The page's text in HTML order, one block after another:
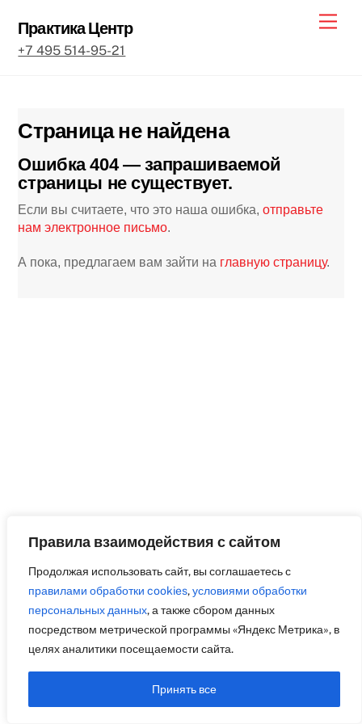
Правила взаимодействия с сайтом
Продолжая использовать сайт, вы соглашаетесь с
правилами обработки cookies,условиями обработки
персональных данных, а также сбором данных
посредством метрической программы «Яндекс Метрика», в
целях аналитики посещаемости сайта.
Принять все
content
Практика Центр
+7 495 514-95-21
Страница не найдена
Ошибка 404 — запрашиваемой
страницы не существует.
Если вы считаете, что это наша ошибка,отправьте
нам электронное письмо.
А пока, предлагаем вам зайти на главную страницу.